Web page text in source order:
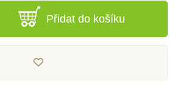
Přidat do košíku